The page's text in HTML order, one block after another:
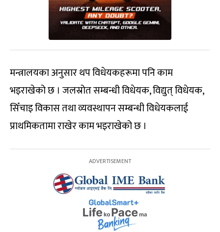
मन्त्रालयका अनुसार थप विधेयकहरूमा पनि काम
भइराखेको छ । जलस्रोत सम्बन्धी विधेयक, विद्युत् विधेयक,
सिँचाइ विकास तथा व्यवस्थापन सम्बन्धी विधेयकलाई
प्राथमिकतामा राखेर काम भइराखेको छ ।